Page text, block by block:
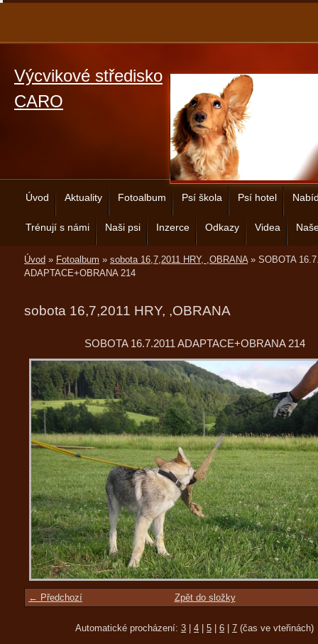
Výcvikové středisko
CARO
Úvod Aktuality Fotoalbum Psí škola Psí hotel
Trénují s námi Naši psi Inzerce Odkazy Videa
Úvod » Fotoalbum » sobota 16,7,2011 HRY, ,OBRANA» SOBOTA
ADAPTACE+OBRANA 214
sobota 16,7,2011 HRY, ,OBRANA
SOBOTA 16.7.2011 ADAPTACE+OBRANA 214
← Předchozí Zpět do složky
Automatické procházení: 3 4 5 6 7 (čas ve vteřinách)